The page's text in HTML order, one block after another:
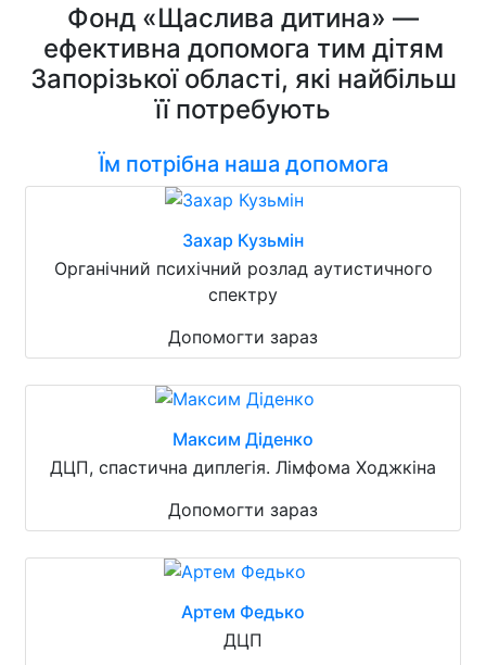
Фонд «Щаслива дитина» —
ефективна допомога тим дітям
Запорізької області, які найбільш
її потребують
Їм потрібна наша допомога
Захар Кузьмін
Органічний психічний розлад аутистичного
спектру
Допомогти зараз
Максим Діденко
ДЦП, спастична диплегія. Лімфома Ходжкіна
Допомогти зараз
Артем Федько
ДЦП